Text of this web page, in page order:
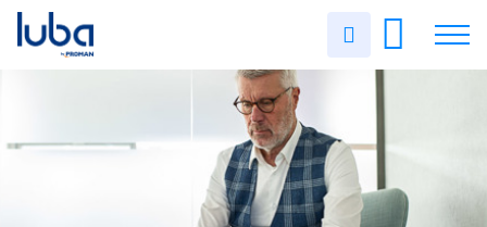
Uren
Over ons